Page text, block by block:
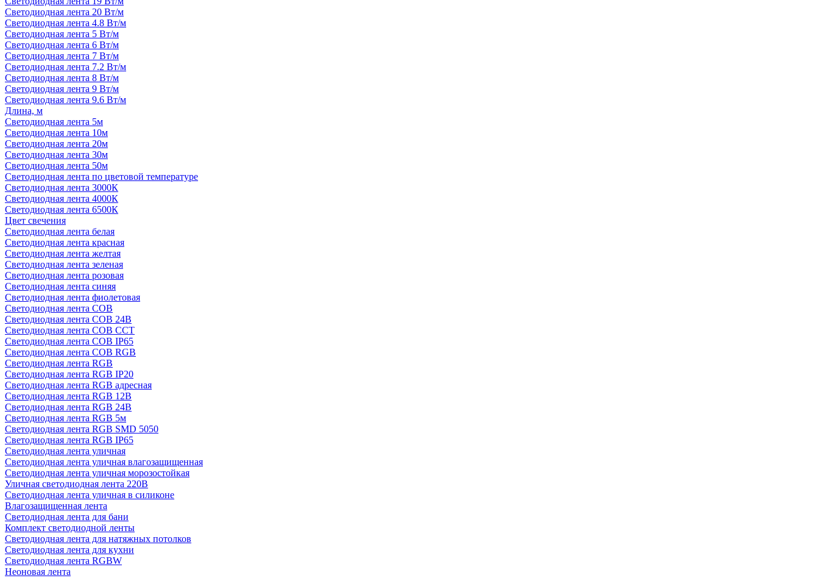
Светодиодная лента 20 Вт/м
Светодиодная лента 4.8 Вт/м
Светодиодная лента 5 Вт/м
Светодиодная лента 6 Вт/м
Светодиодная лента 7 Вт/м
Светодиодная лента 7.2 Вт/м
Светодиодная лента 8 Вт/м
Светодиодная лента 9 Вт/м
Светодиодная лента 9.6 Вт/м
Длина, м
Светодиодная лента 5м
Светодиодная лента 10м
Светодиодная лента 20м
Светодиодная лента 30м
Светодиодная лента 50м
Светодиодная лента по цветовой температуре
Светодиодная лента 3000К
Светодиодная лента 4000К
Светодиодная лента 6500К
Цвет свечения
Светодиодная лента белая
Светодиодная лента красная
Светодиодная лента желтая
Светодиодная лента зеленая
Светодиодная лента розовая
Светодиодная лента синяя
Светодиодная лента фиолетовая
Светодиодная лента COB
Светодиодная лента COB 24В
Светодиодная лента COB CCT
Светодиодная лента COB IP65
Светодиодная лента COB RGB
Светодиодная лента RGB
Светодиодная лента RGB IP20
Светодиодная лента RGB адресная
Светодиодная лента RGB 12В
Светодиодная лента RGB 24В
Светодиодная лента RGB 5м
Светодиодная лента RGB SMD 5050
Светодиодная лента RGB IP65
Светодиодная лента уличная
Светодиодная лента уличная влагозащищенная
Светодиодная лента уличная морозостойкая
Уличная светодиодная лента 220В
Светодиодная лента уличная в силиконе
Влагозащищенная лента
Светодиодная лента для бани
Комплект светодиодной ленты
Светодиодная лента для натяжных потолков
Светодиодная лента для кухни
Светодиодная лента RGBW
Неоновая лента